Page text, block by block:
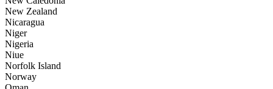
New Zealand
Nicaragua
Niger
Nigeria
Niue
Norfolk Island
Norway